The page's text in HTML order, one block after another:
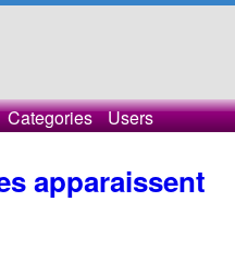
Categories Users
apparaissent